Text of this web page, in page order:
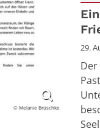
© Melanie Brüschke
29.